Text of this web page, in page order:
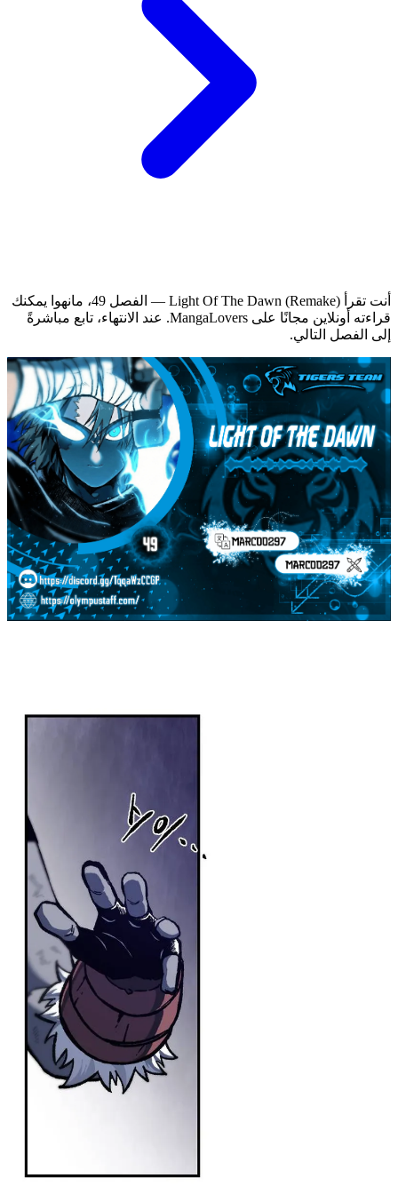
أنت تقرأ Light Of The Dawn (Remake) — الفصل 49، مانهوا يمكنك
قراءته أونلاين مجانًا على MangaLovers.
عند الانتهاء، تابع مباشرةً
إلى الفصل التالي.